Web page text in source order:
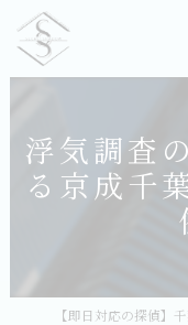
浮気調査
る京成千